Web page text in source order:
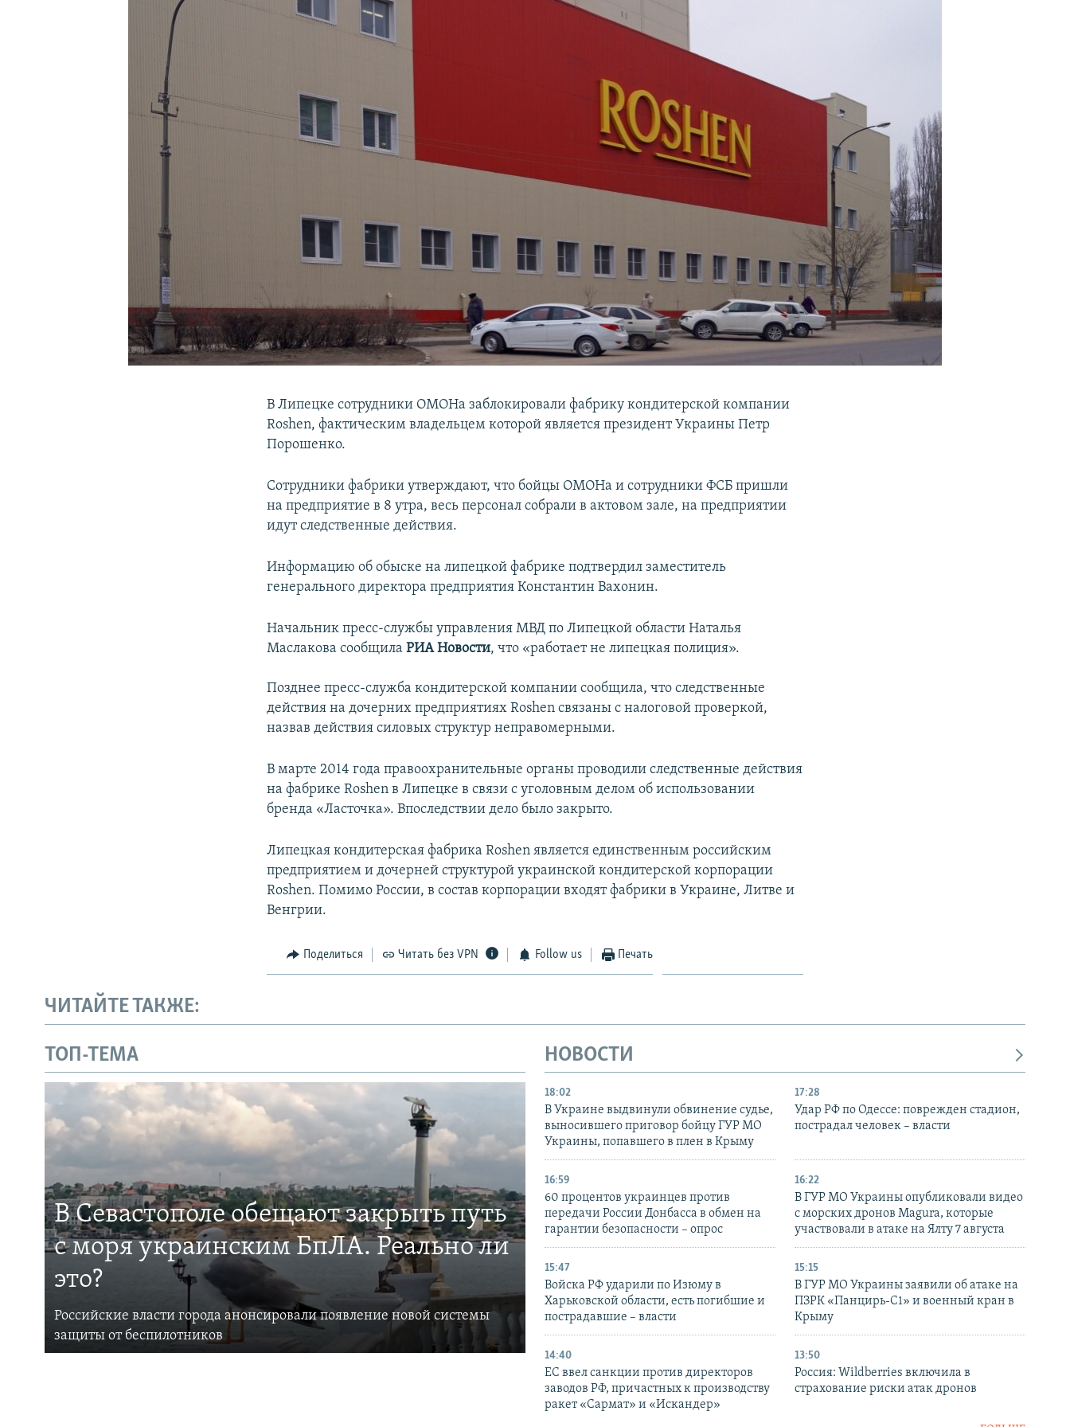
В Липецке сотрудники ОМОНа заблокировали фабрику кондитерской компании
Roshen, фактическим владельцем которой является президент Украины Петр
Порошенко.
Сотрудники фабрики утверждают, что бойцы ОМОНа и сотрудники ФСБ пришли
на предприятие в 8 утра, весь персонал собрали в актовом зале, на предприятии
идут следственные действия.
Информацию об обыске на липецкой фабрике подтвердил заместитель
генерального директора предприятия Константин Вахонин.
Начальник пресс-службы управления МВД по Липецкой области Наталья
Маслакова сообщила РИА Новости, что «работает не липецкая полиция».
Позднее пресс-служба кондитерской компании сообщила, что следственные
действия на дочерних предприятиях Roshen связаны с налоговой проверкой,
назвав действия силовых структур неправомерными.
В марте 2014 года правоохранительные органы проводили следственные действия
на фабрике Roshen в Липецке в связи с уголовным делом об использовании
бренда «Ласточка». Впоследствии дело было закрыто.
Липецкая кондитерская фабрика Roshen является единственным российским
предприятием и дочерней структурой украинской кондитерской корпорации
Roshen. Помимо России, в состав корпорации входят фабрики в Украине, Литве и
Венгрии.
Поделиться Читать без VPN Follow us Печать
ЧИТАЙТЕ ТАКЖЕ:
ТОП-ТЕМА
В Севастополе обещают закрыть путь
с моря украинским БпЛА. Реально ли
это?
Российские власти города анонсировали появление новой системы
защиты от беспилотников
НОВОСТИ
18:02
В Украине выдвинули обвинение судье,
выносившего приговор бойцу ГУР МО
Украины, попавшего в плен в Крыму
17:28
Удар РФ по Одессе: поврежден стадион,
пострадал человек – власти
16:59
60 процентов украинцев против
передачи России Донбасса в обмен на
гарантии безопасности – опрос
16:22
В ГУР МО Украины опубликовали видео
с морских дронов Magura, которые
участвовали в атаке на Ялту 7 августа
15:47
Войска РФ ударили по Изюму в
Харьковской области, есть погибшие и
пострадавшие – власти
15:15
В ГУР МО Украины заявили об атаке на
ПЗРК «Панцирь-С1» и военный кран в
Крыму
14:40
ЕС ввел санкции против директоров
заводов РФ, причастных к производству
ракет «Сармат» и «Искандер»
13:50
Россия: Wildberries включила в
страхование риски атак дронов